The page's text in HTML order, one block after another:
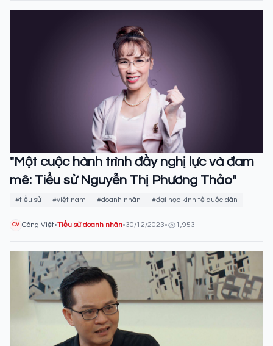
"Một cuộc hành trình đầy nghị lực và đam
mê: Tiểu sử Nguyễn Thị Phương Thảo"
#tiểu sử #việt nam #doanh nhân #đại học kinh tế quốc dân
CV Công Việt•Tiểu sử doanh nhân•30/12/2023• 1,953